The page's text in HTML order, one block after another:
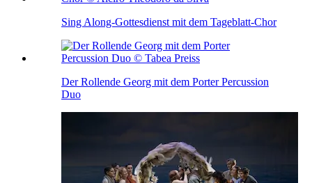
Sing Along-Gottesdienst mit dem Tageblatt-Chor
Der Rollende Georg mit dem Porter Percussion
Duo